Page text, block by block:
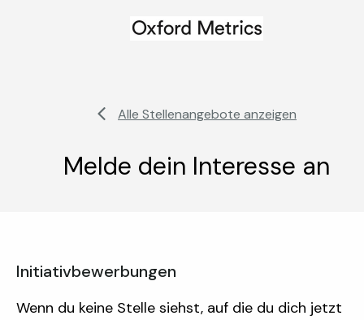
Alle Stellenangebote anzeigen
Melde dein Interesse an
Initiativbewerbungen
Wenn du keine Stelle siehst, auf die du dich jetzt